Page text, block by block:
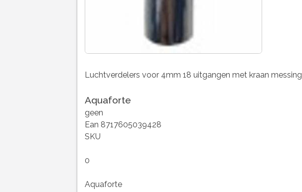
Luchtverdelers voor 4mm 18 uitgangen met kraan messing
Aquaforte
geen
Ean 8717605039428
SKU
0
Aquaforte